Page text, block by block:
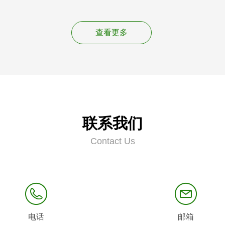
查看更多
联系我们
Contact Us
电话
邮箱